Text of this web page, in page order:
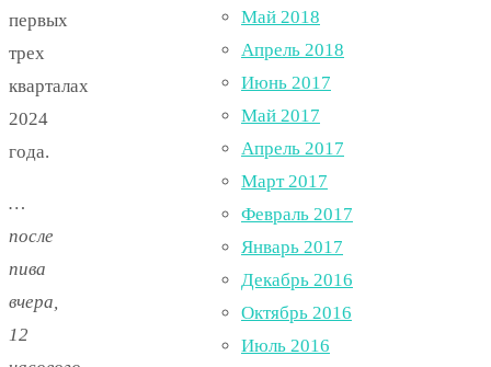
первых
трех
кварталах
2024
года.
…
после
пива
вчера,
12
Май 2018
Апрель 2018
Июнь 2017
Май 2017
Апрель 2017
Март 2017
Февраль 2017
Январь 2017
Декабрь 2016
Октябрь 2016
Июль 2016